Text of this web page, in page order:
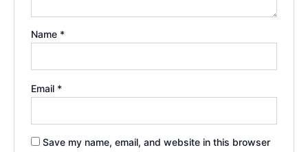
Name *
Email *
Save my name, email, and website in this browser